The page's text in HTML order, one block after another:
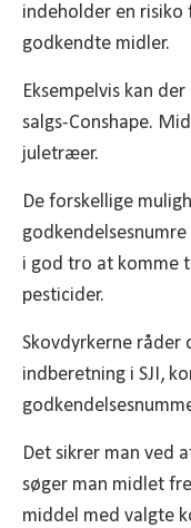
indeholder en
godkendte midler.
Eksempelvis kan
salgs-Conshape.
juletræer.
De forskellige
i god tro at komme
pesticider.
Skovdyrkerne råder
indberetning i SJI,
Det sikrer man ved
søger man midlet
middel med valgte